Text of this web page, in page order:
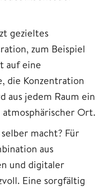
gezieltes
zum Beispiel
auf eine
die Konzentration
aus jedem Raum ein
Ort.
macht? Für
aus
und digitaler
Eine sorgfältig